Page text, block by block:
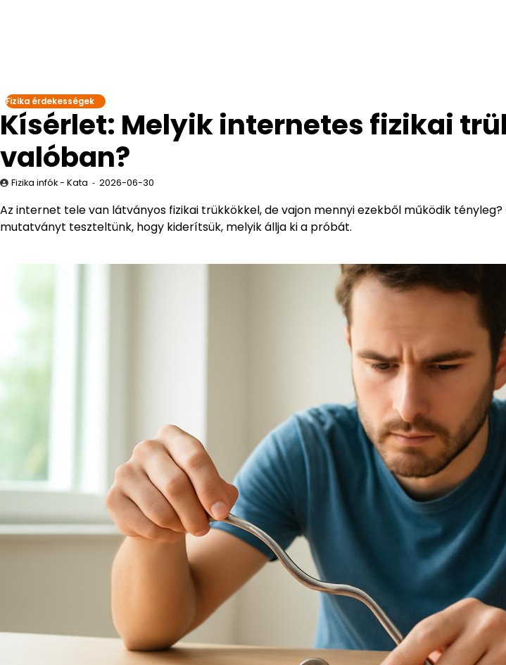
Fizika érdekességek
Kísérlet: Melyik internetes fizikai
valóban?
Fizika infók - Kata 2026-06-30
Az internet tele van látványos fizikai trükkökkel, de vajon mennyi ezekből működik
mutatványt teszteltünk, hogy kiderítsük, melyik állja ki a próbát.